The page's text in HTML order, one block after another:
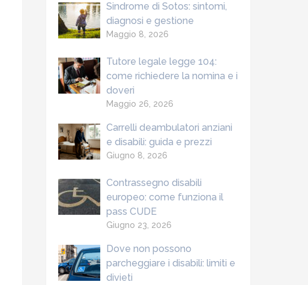
Sindrome di Sotos: sintomi,
diagnosi e gestione
Maggio 8, 2026
Tutore legale legge 104:
come richiedere la nomina e i
doveri
Maggio 26, 2026
Carrelli deambulatori anziani
e disabili: guida e prezzi
Giugno 8, 2026
Contrassegno disabili
europeo: come funziona il
pass CUDE
Giugno 23, 2026
Dove non possono
parcheggiare i disabili: limiti e
divieti